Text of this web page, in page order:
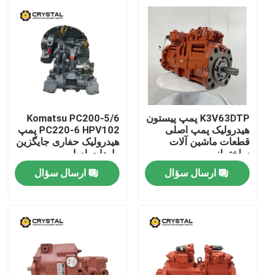
ویدیو
K3V63DTP پمپ پیستون
هیدرولیک پمپ اصلی
قطعات ماشین آلات
ساختمانی
ارسال سؤال
Komatsu PC200-5/6
PC220-6 HPV102 پمپ
هیدرولیک حفاری جایگزین
واردات اصلی
ارسال سؤال